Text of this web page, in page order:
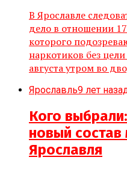
В Ярославле
дело в отношении
которого
наркотиков без
августа утром во
Ярославль9 лет
Кого
новый состав
Ярославля